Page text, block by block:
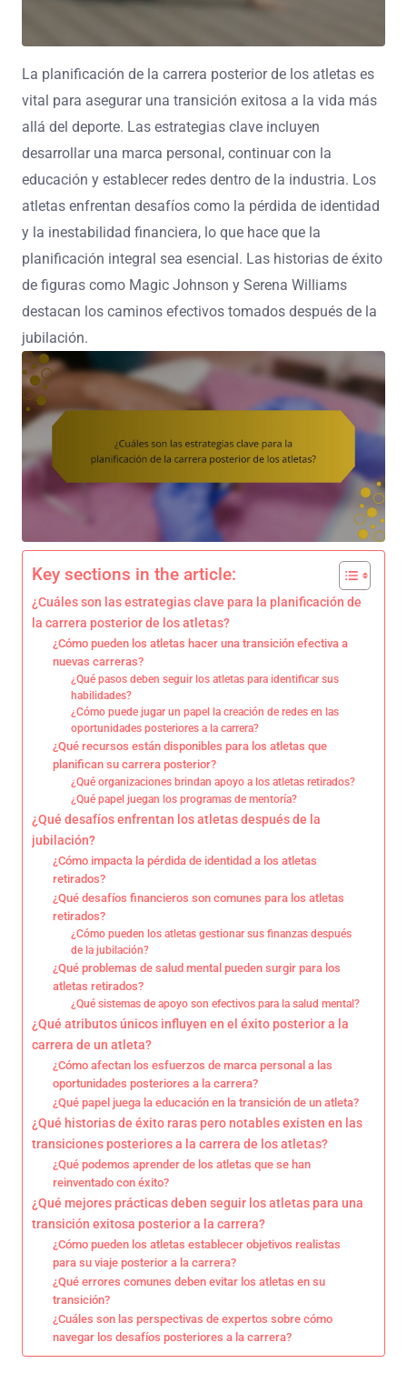
La planificación de la carrera posterior de los atletas es
vital para asegurar una transición exitosa a la vida más
allá del deporte. Las estrategias clave incluyen
desarrollar una marca personal, continuar con la
educación y establecer redes dentro de la industria. Los
atletas enfrentan desafíos como la pérdida de identidad
y la inestabilidad financiera, lo que hace que la
planificación integral sea esencial. Las historias de éxito
de figuras como Magic Johnson y Serena Williams
destacan los caminos efectivos tomados después de la
jubilación.
Key sections in the article:
¿Cuáles son las estrategias clave para la planificación de
la carrera posterior de los atletas?
¿Cómo pueden los atletas hacer una transición efectiva a
nuevas carreras?
¿Qué pasos deben seguir los atletas para identificar sus
habilidades?
¿Cómo puede jugar un papel la creación de redes en las
oportunidades posteriores a la carrera?
¿Qué recursos están disponibles para los atletas que
planifican su carrera posterior?
¿Qué organizaciones brindan apoyo a los atletas retirados?
¿Qué papel juegan los programas de mentoría?
¿Qué desafíos enfrentan los atletas después de la
jubilación?
¿Cómo impacta la pérdida de identidad a los atletas
retirados?
¿Qué desafíos financieros son comunes para los atletas
retirados?
¿Cómo pueden los atletas gestionar sus finanzas después
de la jubilación?
¿Qué problemas de salud mental pueden surgir para los
atletas retirados?
¿Qué sistemas de apoyo son efectivos para la salud mental?
¿Qué atributos únicos influyen en el éxito posterior a la
carrera de un atleta?
¿Cómo afectan los esfuerzos de marca personal a las
oportunidades posteriores a la carrera?
¿Qué papel juega la educación en la transición de un atleta?
¿Qué historias de éxito raras pero notables existen en las
transiciones posteriores a la carrera de los atletas?
¿Qué podemos aprender de los atletas que se han
reinventado con éxito?
¿Qué mejores prácticas deben seguir los atletas para una
transición exitosa posterior a la carrera?
¿Cómo pueden los atletas establecer objetivos realistas
para su viaje posterior a la carrera?
¿Qué errores comunes deben evitar los atletas en su
transición?
¿Cuáles son las perspectivas de expertos sobre cómo
navegar los desafíos posteriores a la carrera?